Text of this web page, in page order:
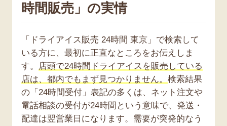
時間販売」の実情
「ドライアイス販売 24時間 東京」で検索して
いる方に、最初に正直なところをお伝えしま
す。
店頭で24時間ドライアイスを販売している
店は、都内でもまず見つかりません。 検索結果
の「24時間受付」表記の多くは、ネット注文や
電話相談の受付が24時間という意味で、発送・
配達は翌営業日になります。需要が突発的なう